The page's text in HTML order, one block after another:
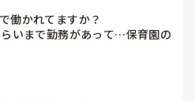
でされたら辞めるよ』とのこ
かに理解できますが
経験を積んで学んでいきたいと
んでいることが違うので、探して
だ、転職するなら3年は基礎をつ
。中途採用は即戦力を期待されま
働かれてますか？
いまで勤務があって…保育園の
多くて…